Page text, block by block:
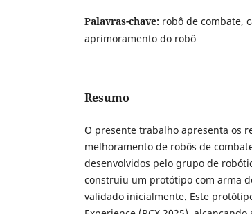
Palavras-chave: robô de combate,
aprimoramento do robô
Resumo
O presente trabalho apresenta os
melhoramento de robôs de
desenvolvidos pelo grupo de
construiu um protótipo com arma
validado inicialmente. Este